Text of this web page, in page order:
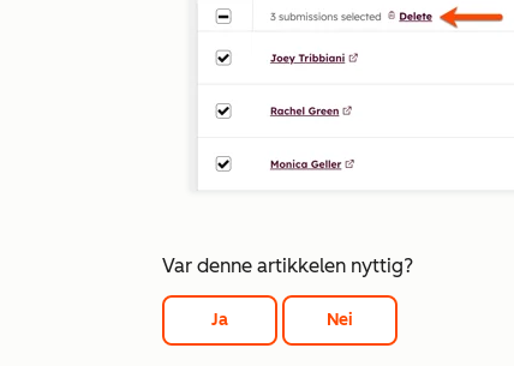
Var denne artikkelen nyttig?
Ja Nei